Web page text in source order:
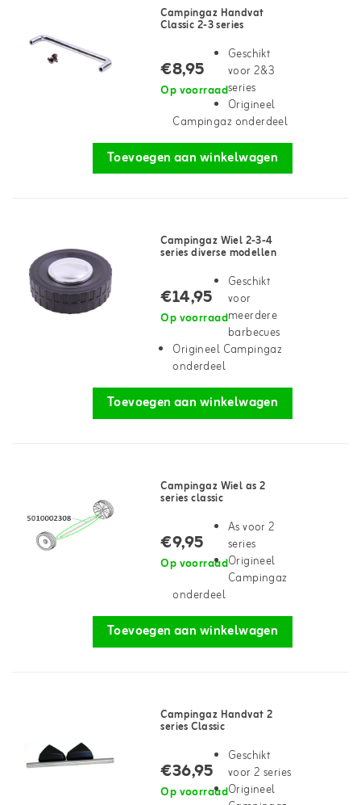
Campingaz Handvat
Classic 2-3 series
€8,95
Op voorraad
Geschikt
voor 2&3
series
Origineel
Campingaz onderdeel
Toevoegen aan winkelwagen
Campingaz Wiel 2-3-4
series diverse modellen
€14,95
Op voorraad
Geschikt
voor
meerdere
barbecues
Origineel Campingaz
onderdeel
Toevoegen aan winkelwagen
Campingaz Wiel as 2
series classic
€9,95
Op voorraad
As voor 2
series
Origineel
Campingaz
onderdeel
Toevoegen aan winkelwagen
Campingaz Handvat 2
series Classic
€36,95
Op voorraad
Geschikt
voor 2 series
Origineel